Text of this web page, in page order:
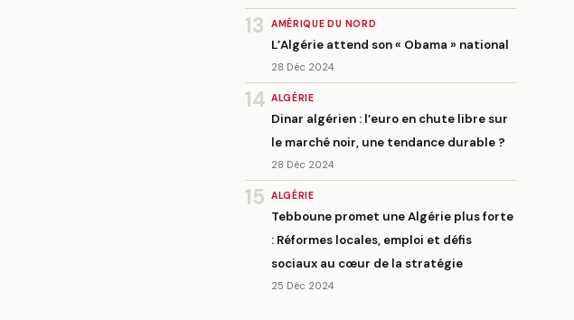
13 AMÉRIQUE DU NORD
L’Algérie attend son « Obama » national
28 Déc 2024
14 ALGÉRIE
Dinar algérien : l’euro en chute libre sur
le marché noir, une tendance durable ?
28 Déc 2024
15 ALGÉRIE
Tebboune promet une Algérie plus forte
: Réformes locales, emploi et défis
sociaux au cœur de la stratégie
25 Déc 2024